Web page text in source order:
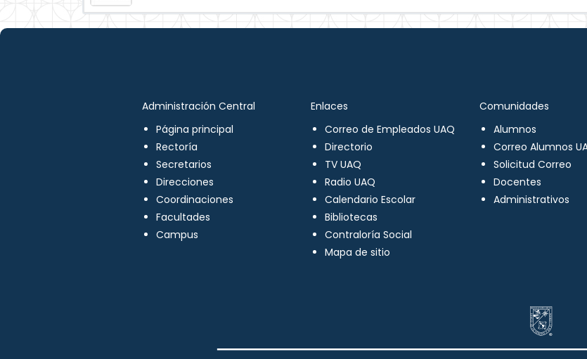
Administración Central
Página principal
Rectoría
Secretarios
Direcciones
Coordinaciones
Facultades
Campus
Enlaces
Correo de Empleados UAQ
Directorio
TV UAQ
Radio UAQ
Calendario Escolar
Bibliotecas
Contraloría Social
Mapa de sitio
Comunidades
Alumnos
Correo Alumnos
Solicitud Correo
Docentes
Administrativos